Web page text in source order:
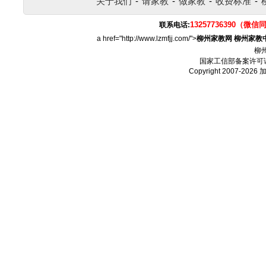
联系电话:13257736390（微信
a href="http://www.lzmfjj.com/">柳州家教网 柳州家教
柳
国家工信部备案许可
Copyright 2007-2026